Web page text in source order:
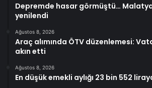
Depremde hasar görmüştü…
yenilendi
Ağustos 8, 2026
Araç alımında ÖTV düzenlemesi:
akın etti
Ağustos 8, 2026
En düşük emekli aylığı 23 bin 552